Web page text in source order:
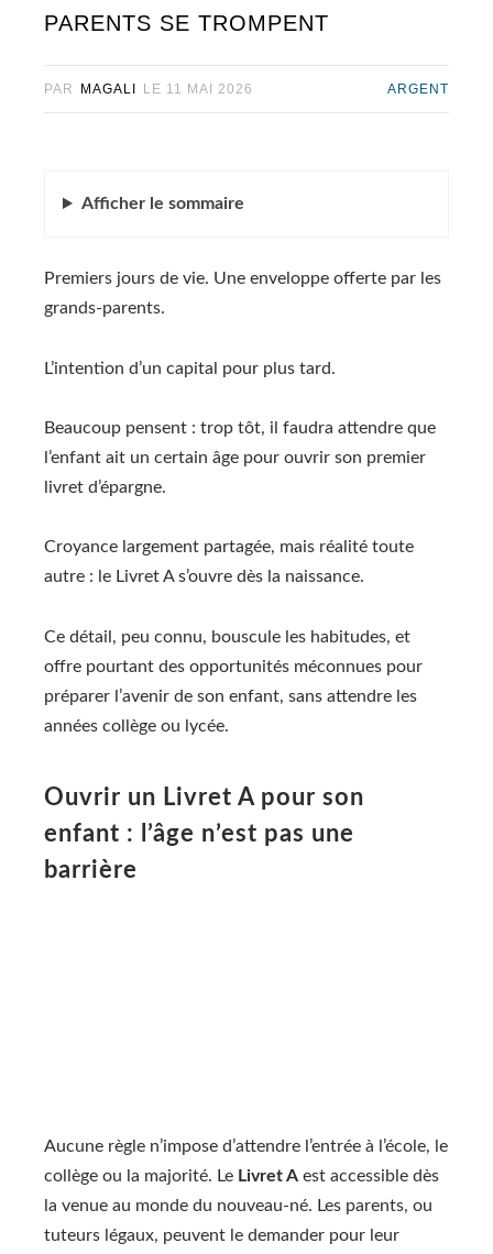
PARENTS SE TROMPENT
PAR MAGALI LE 11 MAI 2026 ARGENT
Afficher le sommaire
Premiers jours de vie. Une enveloppe offerte par les
grands-parents.
L’intention d’un capital pour plus tard.
Beaucoup pensent : trop tôt, il faudra attendre que
l’enfant ait un certain âge pour ouvrir son premier
livret d’épargne.
Croyance largement partagée, mais réalité toute
autre : le Livret A s’ouvre dès la naissance.
Ce détail, peu connu, bouscule les habitudes, et
offre pourtant des opportunités méconnues pour
préparer l’avenir de son enfant, sans attendre les
années collège ou lycée.
Ouvrir un Livret A pour son
enfant : l’âge n’est pas une
barrière
Aucune règle n’impose d’attendre l’entrée à l’école, le
collège ou la majorité. Le Livret A est accessible dès
la venue au monde du nouveau-né. Les parents, ou
tuteurs légaux, peuvent le demander pour leur